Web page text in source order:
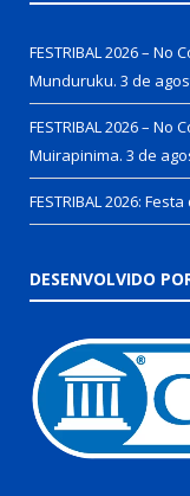
FESTRIBAL 2026 –
Munduruku. 3 de
FESTRIBAL 2026 –
Muirapinima. 3 de
FESTRIBAL 2026:
DESENVOLVIDO